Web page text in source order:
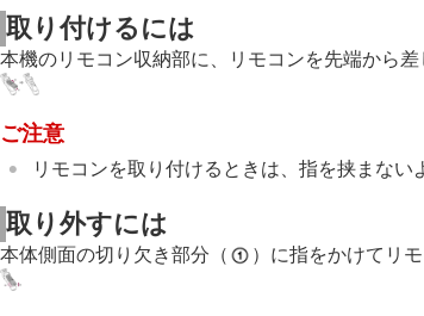
角度／向きを調整する（GP-
誤操作を防止する
撮影
本機について
故障かな？と思ったら
取り付けるには
本機のリモコン収納部に、リモコンを先端から差
ご注意
リモコンを取り付けるときは、指を挟まない
取り外すには
本体側面の切り欠き部分（ ）に指をかけてリ